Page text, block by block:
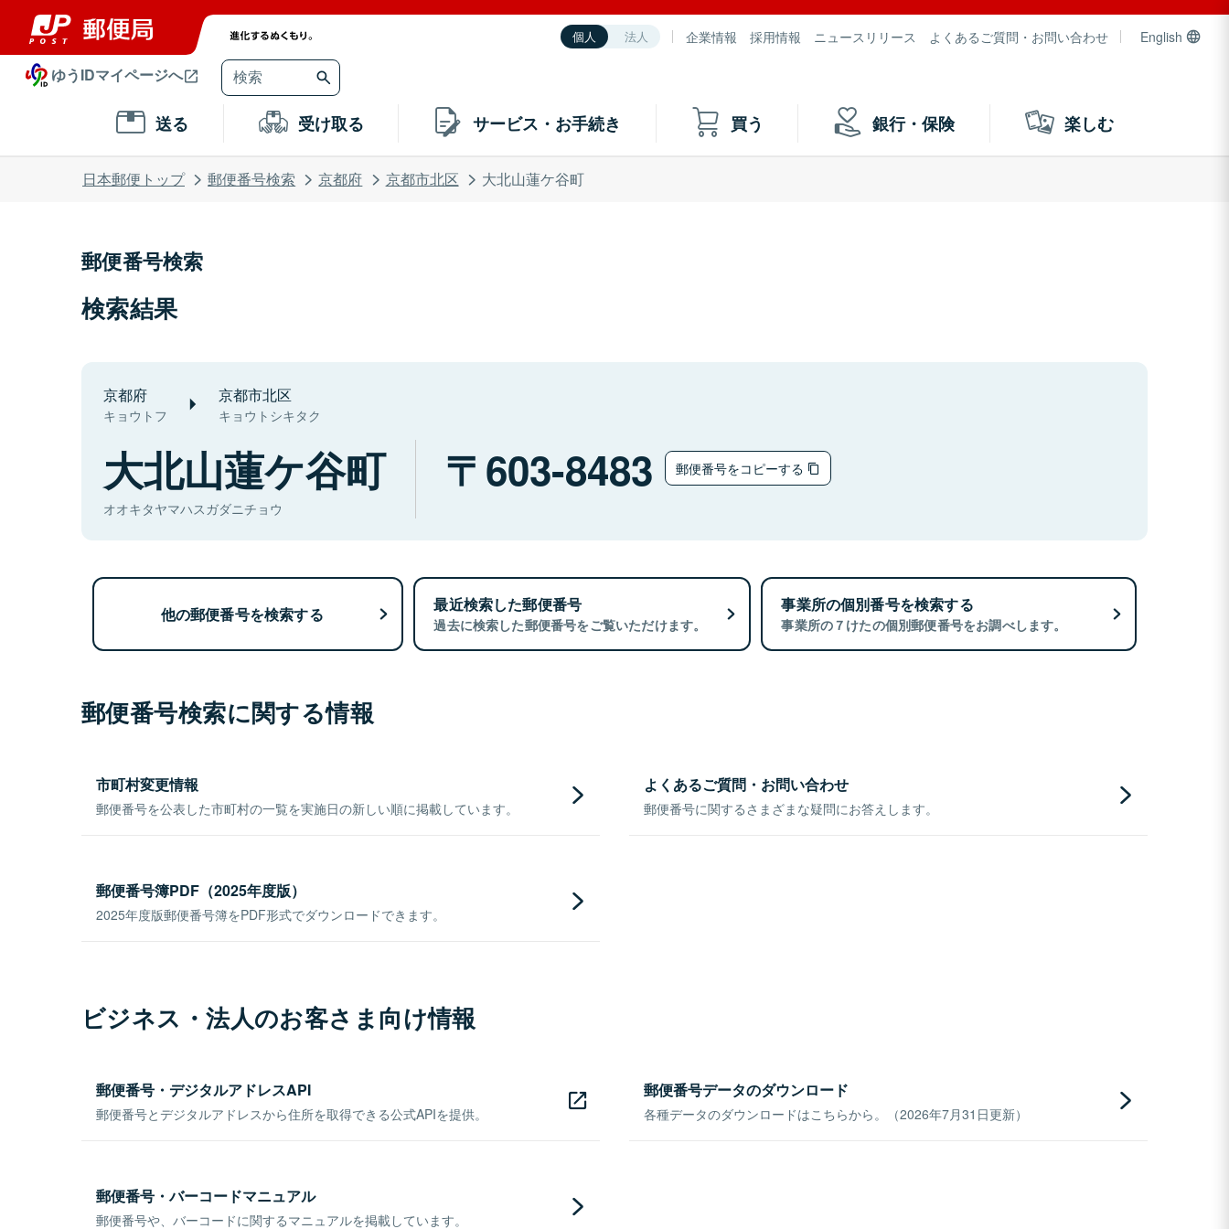
個人 法人 企業情報 採用情報 ニュースリリース よくあるご質問・お問い合わせ English
ゆうIDマイページへ
送る 受け取る サービス・お手続き 買う 銀行・保険 楽しむ
日本郵便トップ 郵便番号検索 京都府 京都市北区 大北山蓮ケ谷町
郵便番号検索
検索結果
京都府
キョウトフ
京都市北区
キョウトシキタク
大北山蓮ケ谷町
オオキタヤマハスガダニチョウ
603-8483 郵便番号をコピーする
他の郵便番号を検索する 最近検索した郵便番号
過去に検索した郵便番号をご覧いただけます。
事業所の個別番号を検索する
事業所の７けたの個別郵便番号をお調べします。
郵便番号検索に関する情報
市町村変更情報
郵便番号を公表した市町村の一覧を実施日の新しい順に掲載しています。
よくあるご質問・お問い合わせ
郵便番号に関するさまざまな疑問にお答えします。
郵便番号簿PDF（2025年度版）
2025年度版郵便番号簿をPDF形式でダウンロードできます。
ビジネス・法人のお客さま向け情報
郵便番号・デジタルアドレスAPI
郵便番号とデジタルアドレスから住所を取得できる公式APIを提供。
郵便番号データのダウンロード
各種データのダウンロードはこちらから。（2026年7月31日更新）
郵便番号・バーコードマニュアル
郵便番号や、バーコードに関するマニュアルを掲載しています。